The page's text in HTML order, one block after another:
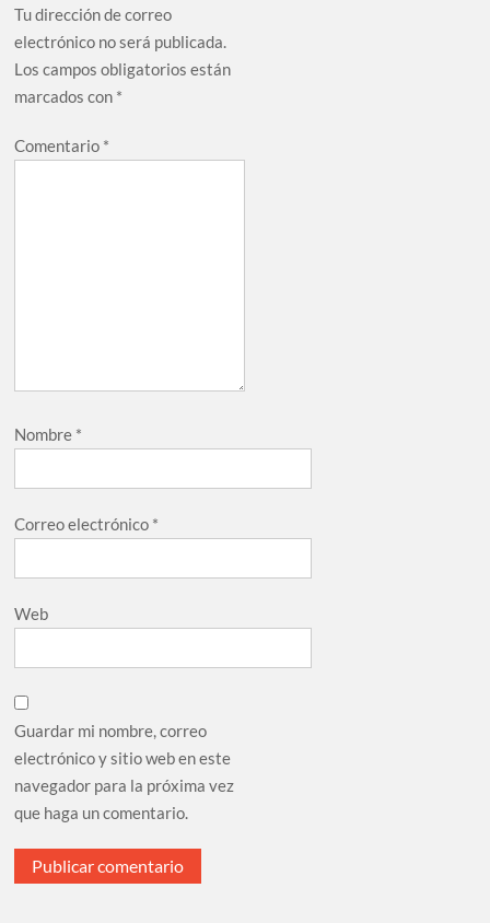
Tu dirección de correo
electrónico no será publicada.
Los campos obligatorios están
marcados con *
Comentario *
Nombre *
Correo electrónico *
Web
Guardar mi nombre, correo
electrónico y sitio web en este
navegador para la próxima vez
que haga un comentario.